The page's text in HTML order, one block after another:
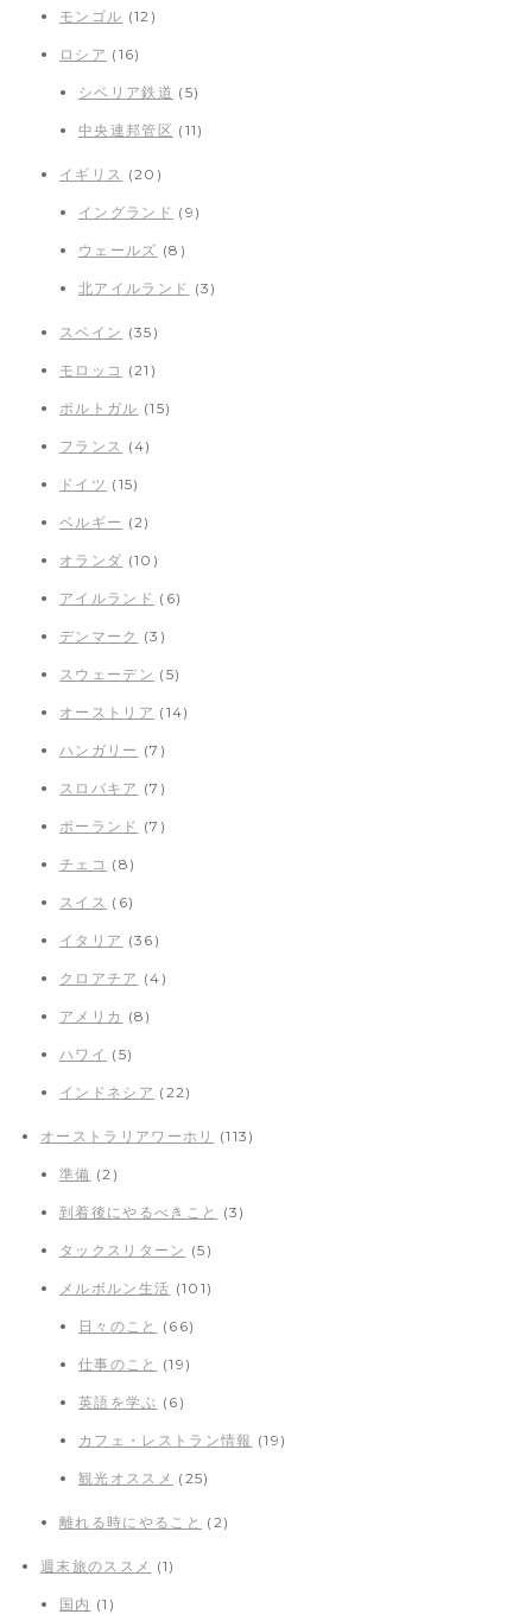
モンゴル (12)
ロシア (16)
シベリア鉄道 (5)
中央連邦管区 (11)
イギリス (20)
イングランド (9)
ウェールズ (8)
北アイルランド (3)
スペイン (35)
モロッコ (21)
ポルトガル (15)
フランス (4)
ドイツ (15)
ベルギー (2)
オランダ (10)
アイルランド (6)
デンマーク (3)
スウェーデン (5)
オーストリア (14)
ハンガリー (7)
スロバキア (7)
ポーランド (7)
チェコ (8)
スイス (6)
イタリア (36)
クロアチア (4)
アメリカ (8)
ハワイ (5)
インドネシア (22)
オーストラリアワーホリ (113)
準備 (2)
到着後にやるべきこと (3)
タックスリターン (5)
メルボルン生活 (101)
日々のこと (66)
仕事のこと (19)
英語を学ぶ (6)
カフェ・レストラン情報 (19)
観光オススメ (25)
離れる時にやること (2)
週末旅のススメ (1)
国内 (1)